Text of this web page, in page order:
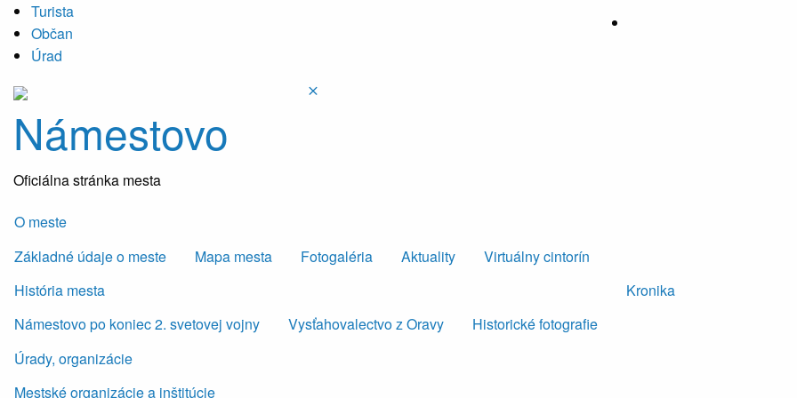
Turista
Občan
Úrad
Námestovo
Oficiálna stránka mesta
O meste
Základné údaje o meste
Mapa mesta Fotogaléria Aktuality
Virtuálny cintorín
História mesta
Námestovo po koniec 2. svetovej vojny
Vysťahovalectvo z Oravy Historické fotografie
Kronika
Úrady, organizácie
Mestské organizácie a inštitúcie